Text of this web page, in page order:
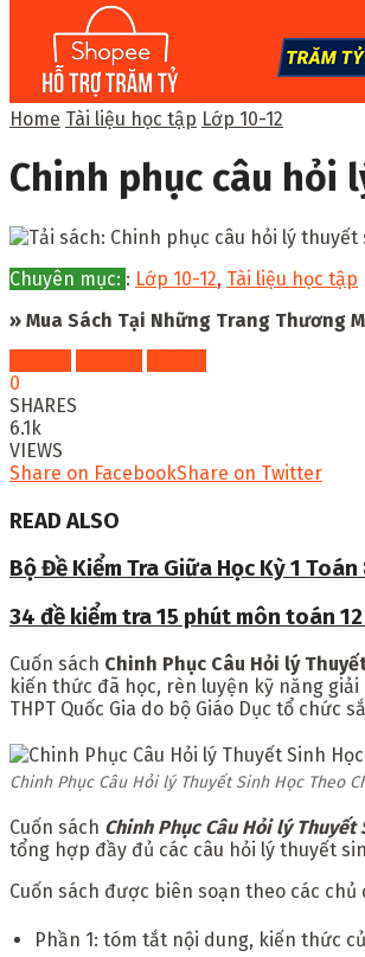
Home Tài liệu học tập Lớp 10-12
Chinh phục câu hỏi
Chuyên mục: : Lớp 10-12, Tài liệu học tập
» Mua Sách Tại Những Trang Thương
0
SHARES
6.1k
VIEWS
Share on FacebookShare on Twitter
READ ALSO
Bộ Đề Kiểm Tra Giữa Học Kỳ 1
34 đề kiểm tra 15 phút môn toán
Cuốn sách Chinh Phục Câu Hỏi lý
kiến thức đã học, rèn luyện kỹ năng
THPT Quốc Gia do bộ Giáo Dục tổ chức
Chinh Phục Câu Hỏi lý Thuyết Sinh Học Theo
Cuốn sách Chinh Phục Câu Hỏi lý Thuyết
tổng hợp đầy đủ các câu hỏi lý thuyết
Cuốn sách được biên soạn theo các chủ
Phần 1: tóm tắt nội dung, kiến thức